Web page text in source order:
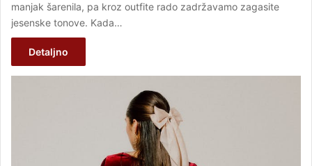
manjak šarenila, pa kroz outfite rado zadržavamo zagasite
jesenske tonove. Kada…
Detaljno